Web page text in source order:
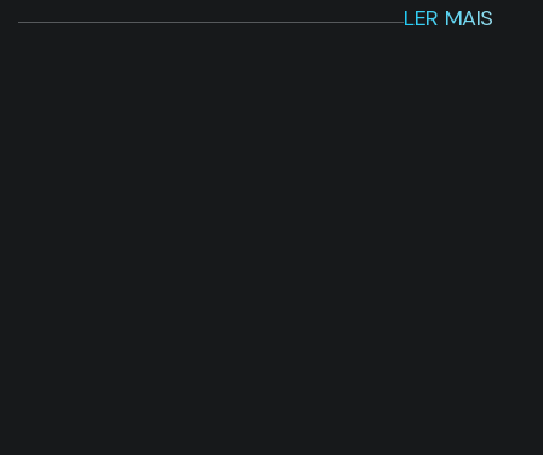
LER MAIS